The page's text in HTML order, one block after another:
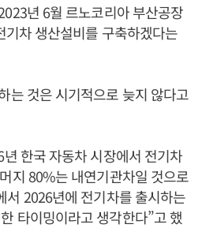
년 6월 르노코리아 부산공장
차 생산설비를 구축하겠다는
는 것은 시기적으로 늦지 않다고
한국 자동차 시장에서 전기차
지 80%는 내연기관차일 것으로
서 2026년에 전기차를 출시하는
타이밍이라고 생각한다”고 했